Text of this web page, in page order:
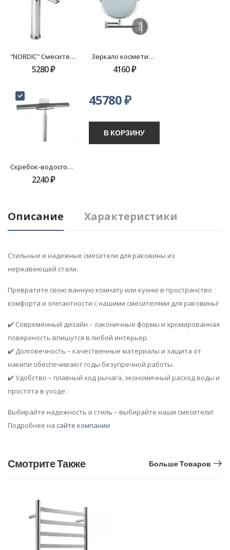
"NORDIC" Смеситель для раковины однорычажный с высоким изливом FX-8809 хром
5280₽
Зеркало косметическое D20 Fixsen Hotel хром FX-31021-2
4160₽
Скребок-водосгон для душа Fixsen Hotel, хром FX-31030
2240₽
45780₽
В КОРЗИНУ
Описание Характеристики
Стильные и надежные смесители для раковины из
нержавеющей стали.
Превратите свою ванную комнату или кухню в пространство
комфорта и элегантности с нашими смесителями для раковины!
✔️ Современный дизайн – лаконичные формы и хромированная
поверхность впишутся в любой интерьер.
✔️ Долговечность – качественные материалы и защита от
накипи обеспечивают годы безупречной работы.
✔️ Удобство – плавный ход рычага, экономичный расход воды и
простота в уходе.
Выбирайте надежность и стиль – выбирайте наши смесители!
Подробнее на сайте компании
Смотрите Также Больше Товаров